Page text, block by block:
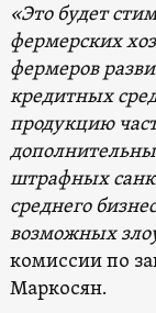
«Это будет
фермерских
фермеров
кредитных
продукцию
штрафных
среднего
возможных
комиссии по
Маркосян.